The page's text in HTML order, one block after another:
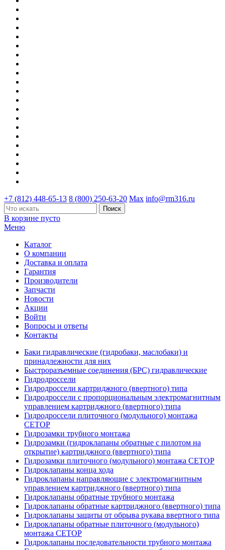
+7 (812) 448-65-13 8 (800) 250-63-20 Max info@rm316.ru
В корзине пусто
Меню
Каталог
О компании
Доставка и оплата
Гарантия
Производители
Запчасти
Новости
Акции
Войти
Вопросы и ответы
Контакты
Баки гидравлические (гидробаки, маслобаки) и
принадлежности для них
Быстроразъемные соединения (БРС) гидравлические
Гидродроссели
Гидродроссели картриджного (ввертного) типа
Гидродроссели с пропорциональным электромагнитным
управлением картриджного (ввертного) типа
Гидродроссели плиточного (модульного) монтажа
CETOP
Гидрозамки трубного монтажа
Гидрозамки (гидроклапаны обратные с пилотом на
открытие) картриджного (ввертного) типа
Гидрозамки плиточного (модульного) монтажа CETOP
Гидроклапаны конца хода
Гидроклапаны направляющие с электромагнитным
управлением картриджного (ввертного) типа
Гидроклапаны обратные трубного монтажа
Гидроклапаны обратные картриджного (ввертного) типа
Гидроклапаны защиты от обрыва рукава ввертного типа
Гидроклапаны обратные плиточного (модульного)
монтажа CETOP
Гидроклапаны последовательности трубного монтажа